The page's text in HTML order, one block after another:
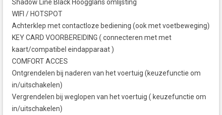
Shadow Line Black Hoogglans omlijsting
WIFI / HOTSPOT
Achterklep met contactloze bediening (ook met voetbeweging)
KEY CARD VOORBEREIDING ( connecteren met met
kaart/compatibel eindapparaat )
COMFORT ACCES
Ontgrendelen bij naderen van het voertuig (keuzefunctie om
in/uitschakelen)
Vergrendelen bij weglopen van het voertuig ( keuzefunctie om
in/uitschakelen)